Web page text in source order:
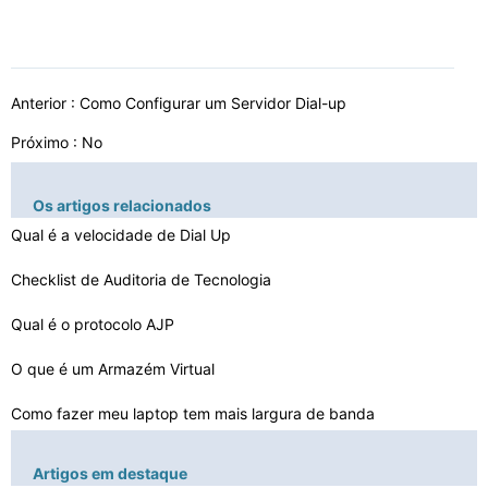
Anterior : Como Configurar um Servidor Dial-up
Próximo : No
Os artigos relacionados
Qual é a velocidade de Dial Up
Checklist de Auditoria de Tecnologia
Qual é o protocolo AJP
O que é um Armazém Virtual
Como fazer meu laptop tem mais largura de banda
Artigos em destaque